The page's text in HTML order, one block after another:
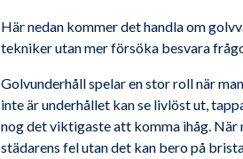
Här nedan kommer det handla om
tekniker utan mer försöka besvara
Golvunderhåll spelar en stor roll när
inte är underhållet kan se livlöst ut,
nog det viktigaste att komma ihåg.
städarens fel utan det kan bero på